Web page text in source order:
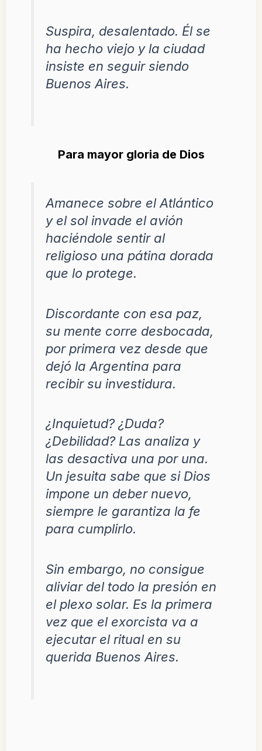
Suspira, desalentado. Él se
ha hecho viejo y la ciudad
insiste en seguir siendo
Buenos Aires.
Para mayor gloria de Dios
Amanece sobre el Atlántico
y el sol invade el avión
haciéndole sentir al
religioso una pátina dorada
que lo protege.
Discordante con esa paz,
su mente corre desbocada,
por primera vez desde que
dejó la Argentina para
recibir su investidura.
¿Inquietud? ¿Duda?
¿Debilidad? Las analiza y
las desactiva una por una.
Un jesuita sabe que si Dios
impone un deber nuevo,
siempre le garantiza la fe
para cumplirlo.
Sin embargo, no consigue
aliviar del todo la presión en
el plexo solar. Es la primera
vez que el exorcista va a
ejecutar el ritual en su
querida Buenos Aires.